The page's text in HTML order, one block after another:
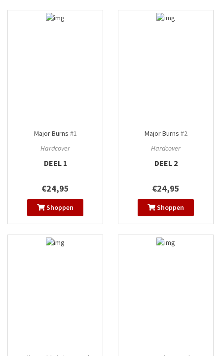
Major Burns #1
Hardcover
DEEL 1
€24,95
Shoppen
Major Burns #2
Hardcover
DEEL 2
€24,95
Shoppen